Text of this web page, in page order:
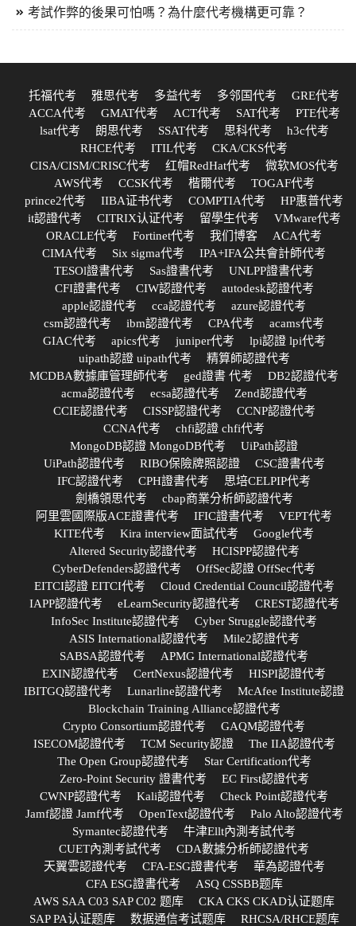
考試作弊的後果可怕嗎？為什麼代考機構更可靠？
托福代考 雅思代考 多益代考 多邻国代考
GRE代考
ACCA代考
GMAT代考 ACT代考 SAT代考
PTE代考
lsat代考
朗思代考 SSAT代考 思科代考
h3c代考
RHCE代考
ITIL代考
CKA/CKS代考
CISA/CISM/CRISC代考
红帽RedHat代考
微软MOS代考
AWS代考
CCSK代考 楷爾代考
TOGAF代考
prince2代考
IIBA证书代考 COMPTIA代考
HP惠普代考
it認證代考
CITRIX认证代考 留學生代考
VMware代考
ORACLE代考
Fortinet代考 我们博客
ACA代考
CIMA代考
Six sigma代考
IPA+IFA公共會計師代考
TESOl證書代考
Sas證書代考
UNLPP證書代考
CFI證書代考
CIW認證代考
autodesk認證代考
apple認證代考
cca認證代考
azure認證代考
csm認證代考
ibm認證代考 CPA代考
acams代考
GIAC代考
apics代考 juniper代考
lpi認證 lpi代考
uipath認證 uipath代考
精算師認證代考
MCDBA數據庫管理師代考
ged證書 代考
DB2認證代考
acma認證代考
ecsa認證代考
Zend認證代考
CCIE認證代考
CISSP認證代考
CCNP認證代考
CCNA代考
chfi認證 chfi代考
MongoDB認證 MongoDB代考
UiPath認證
UiPath認證代考
RIBO保險牌照認證
CSC證書代考
IFC認證代考
CPH證書代考
思培CELPIP代考
劍橋領思代考
cbap商業分析師認證代考
阿里雲國際版ACE證書代考
IFIC證書代考
VEPT代考
KITE代考
Kira interview面試代考
Google代考
Altered Security認證代考
HCISPP認證代考
CyberDefenders認證代考
OffSec認證 OffSec代考
EITCI認證 EITCI代考
Cloud Credential Council認證代考
IAPP認證代考
eLearnSecurity認證代考
CREST認證代考
InfoSec Institute認證代考
Cyber Struggle認證代考
ASIS International認證代考
Mile2認證代考
SABSA認證代考
APMG International認證代考
EXIN認證代考
CertNexus認證代考
HISPI認證代考
IBITGQ認證代考
Lunarline認證代考
McAfee Institute認證
Blockchain Training Alliance認證代考
Crypto Consortium認證代考
GAQM認證代考
ISECOM認證代考
TCM Security認證
The IIA認證代考
The Open Group認證代考
Star Certification代考
Zero-Point Security 證書代考
EC First認證代考
CWNP認證代考
Kali認證代考
Check Point認證代考
Jamf認證 Jamf代考
OpenText認證代考
Palo Alto認證代考
Symantec認證代考
牛津Ellt內測考試代考
CUET內測考試代考
CDA數據分析師認證代考
天翼雲認證代考
CFA-ESG證書代考
華為認證代考
CFA ESG證書代考
ASQ CSSBB题库
AWS SAA C03 SAP C02 题库
CKA CKS CKAD认证题库
SAP PA认证题库
数据通信考试题库
RHCSA/RHCE题库